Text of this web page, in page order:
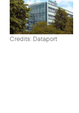
Credits: Dataport